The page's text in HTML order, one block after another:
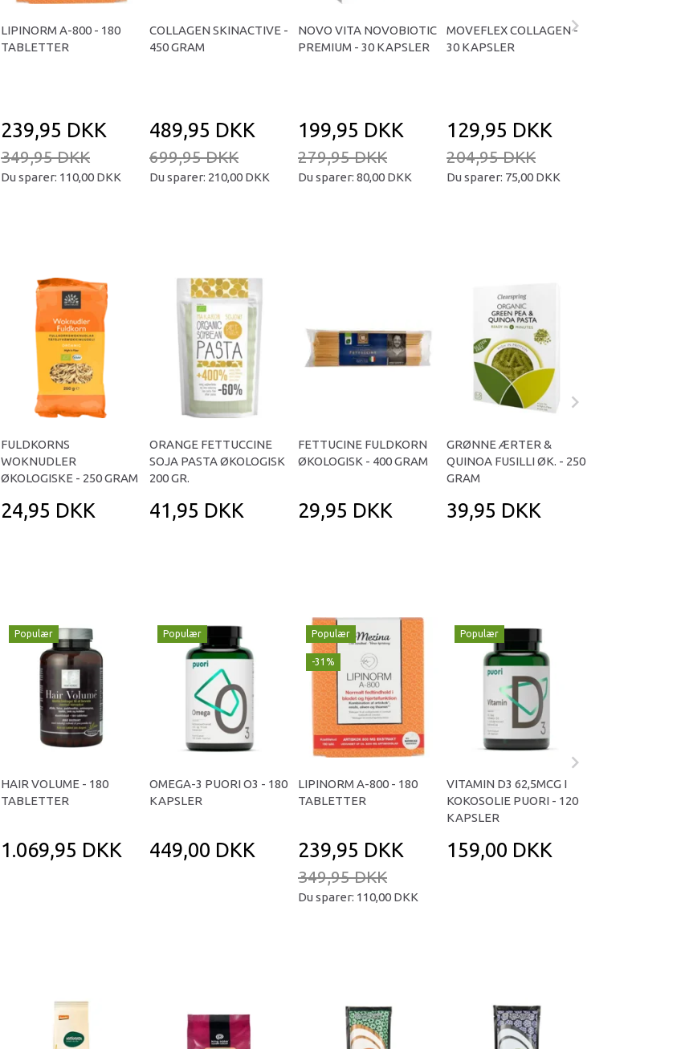
LIPINORM A-800 - 180
TABLETTER
239,95 DKK
349,95 DKK
Du sparer: 110,00 DKK
COLLAGEN SKINACTIVE -
450 GRAM
489,95 DKK
699,95 DKK
Du sparer: 210,00 DKK
NOVO VITA NOVOBIOTIC
PREMIUM - 30 KAPSLER
199,95 DKK
279,95 DKK
Du sparer: 80,00 DKK
MOVEFLEX COLLAGEN -
30 KAPSLER
129,95 DKK
204,95 DKK
Du sparer: 75,00 DKK
FULDKORNS
WOKNUDLER
ØKOLOGISKE - 250 GRAM
24,95 DKK
ORANGE FETTUCCINE
SOJA PASTA ØKOLOGISK
200 GR.
41,95 DKK
FETTUCINE FULDKORN
ØKOLOGISK - 400 GRAM
29,95 DKK
GRØNNE ÆRTER &
QUINOA FUSILLI ØK. - 250
GRAM
39,95 DKK
Populær
HAIR VOLUME - 180
TABLETTER
1.069,95 DKK
Populær
OMEGA-3 PUORI O3 - 180
KAPSLER
449,00 DKK
Populær
-31%
LIPINORM A-800 - 180
TABLETTER
239,95 DKK
349,95 DKK
Du sparer: 110,00 DKK
Populær
VITAMIN D3 62,5MCG I
KOKOSOLIE PUORI - 120
KAPSLER
159,00 DKK